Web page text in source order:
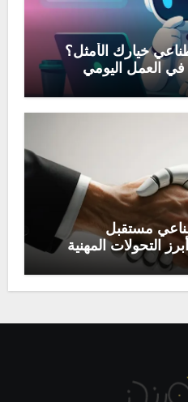
خيارك الأمثل؟
العمل اليومي
مستقبل